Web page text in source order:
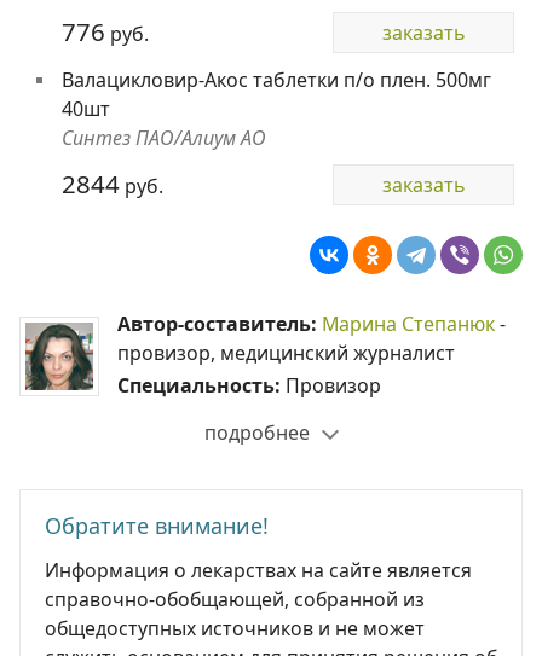
776 руб.
заказать
Валацикловир-Акос таблетки п/о плен. 500мг
40шт
Синтез ПАО/Алиум АО
2844 руб. заказать
Автор-составитель: Марина Степанюк-
провизор, медицинский журналист
Специальность: Провизор
подробнее
Обратите внимание!
Информация о лекарствах на сайте является
справочно-обобщающей, собранной из
общедоступных источников и не может